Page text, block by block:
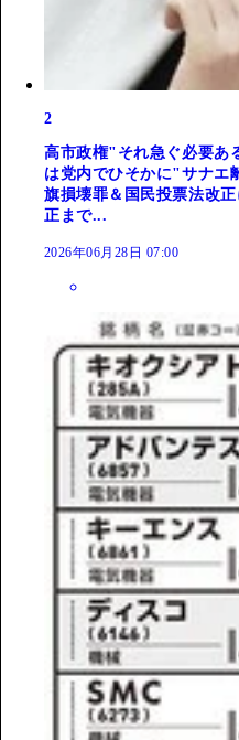
2
高市政権"それ急ぐ必要あ
は党内でひそかに"サナエ
旗損壊罪＆国民投票法改
正まで...
2026年06月28日 07:00